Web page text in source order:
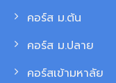
คอร์ส ม.ต้น
คอร์ส ม.ปลาย
คอร์สเข้ามหาลัย